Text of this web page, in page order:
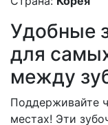
Удобные
для
между
Поддерживайте
местах! Эти